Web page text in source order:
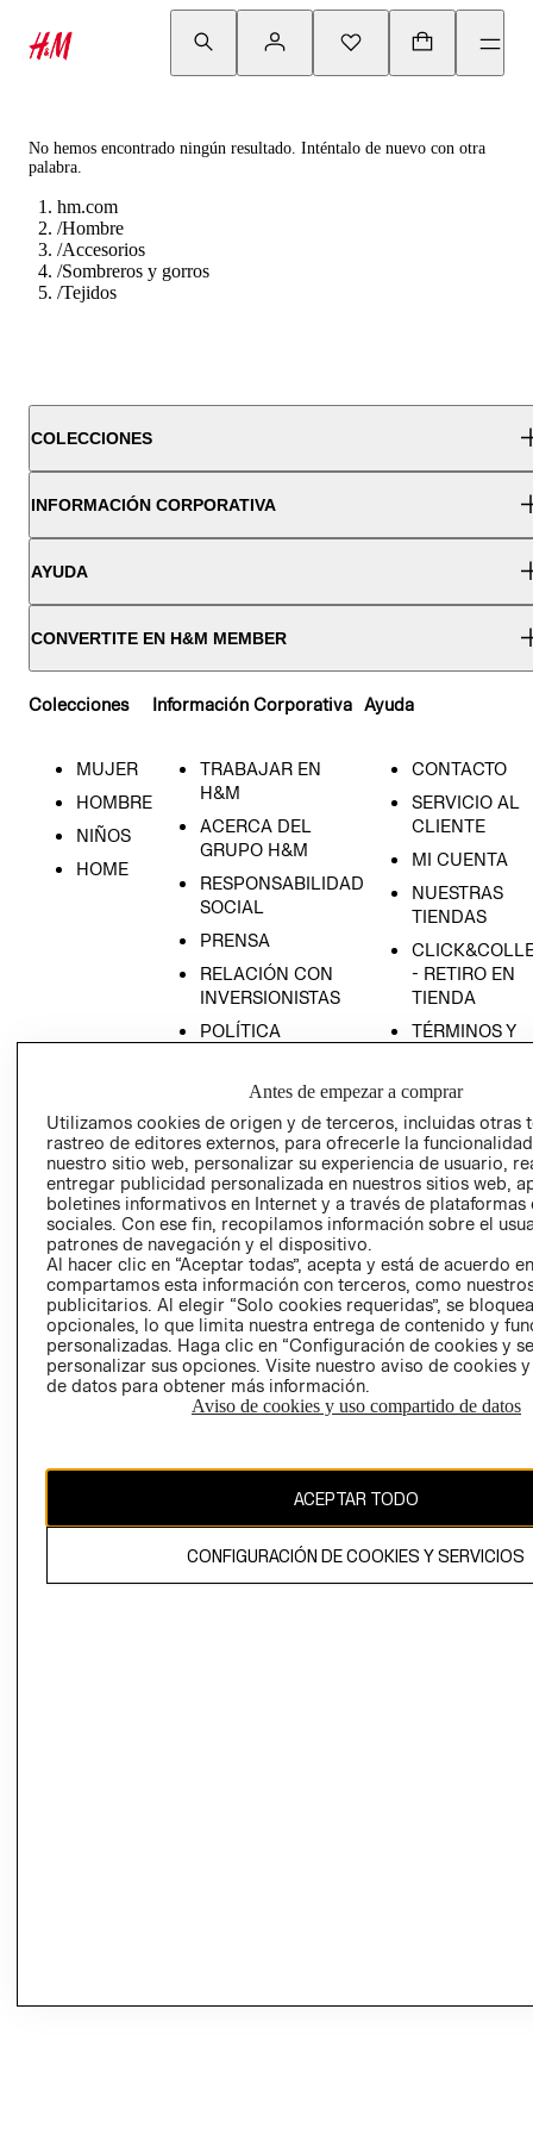
No hemos encontrado ningún resultado. Inténtalo de nuevo con otra
palabra.
hm.com
/Hombre
/Accesorios
/Sombreros y gorros
/Tejidos
COLECCIONES
INFORMACIÓN CORPORATIVA
AYUDA
CONVERTITE EN H&M MEMBER
Colecciones
MUJER
HOMBRE
NIÑOS
HOME
Información Corporativa
TRABAJAR EN
H&M
ACERCA DEL
GRUPO H&M
RESPONSABILIDAD
SOCIAL
PRENSA
RELACIÓN CON
INVERSIONISTAS
POLÍTICA
Ayuda
CONTACTO
SERVICIO AL
CLIENTE
MI CUENTA
NUESTRAS
TIENDAS
- RETIRO EN
TIENDA
TÉRMINOS Y
AVISO DE
PRIVACIDAD
GIFT CARD
AVISO DE
COOKIES
Uruguay ($U)
Antes de empezar a comprar
Utilizamos cookies de origen y de terceros, incluidas otras
rastreo de editores externos, para ofrecerle la
nuestro sitio web, personalizar su experiencia de usuario,
entregar publicidad personalizada en nuestros sitios web,
boletines informativos en Internet y a través de plataformas
sociales. Con ese fin, recopilamos información sobre el
patrones de navegación y el dispositivo.
Al hacer clic en “Aceptar todas”, acepta y está de acuerdo
compartamos esta información con terceros, como
publicitarios. Al elegir “Solo cookies requeridas”, se
opcionales, lo que limita nuestra entrega de contenido y
personalizadas. Haga clic en “Configuración de cookies y
personalizar sus opciones. Visite nuestro aviso de cookies
de datos para obtener más información.
Aviso de cookies y uso compartido de datos
ACEPTAR TODO
CONFIGURACIÓN DE COOKIES Y SERVICIOS